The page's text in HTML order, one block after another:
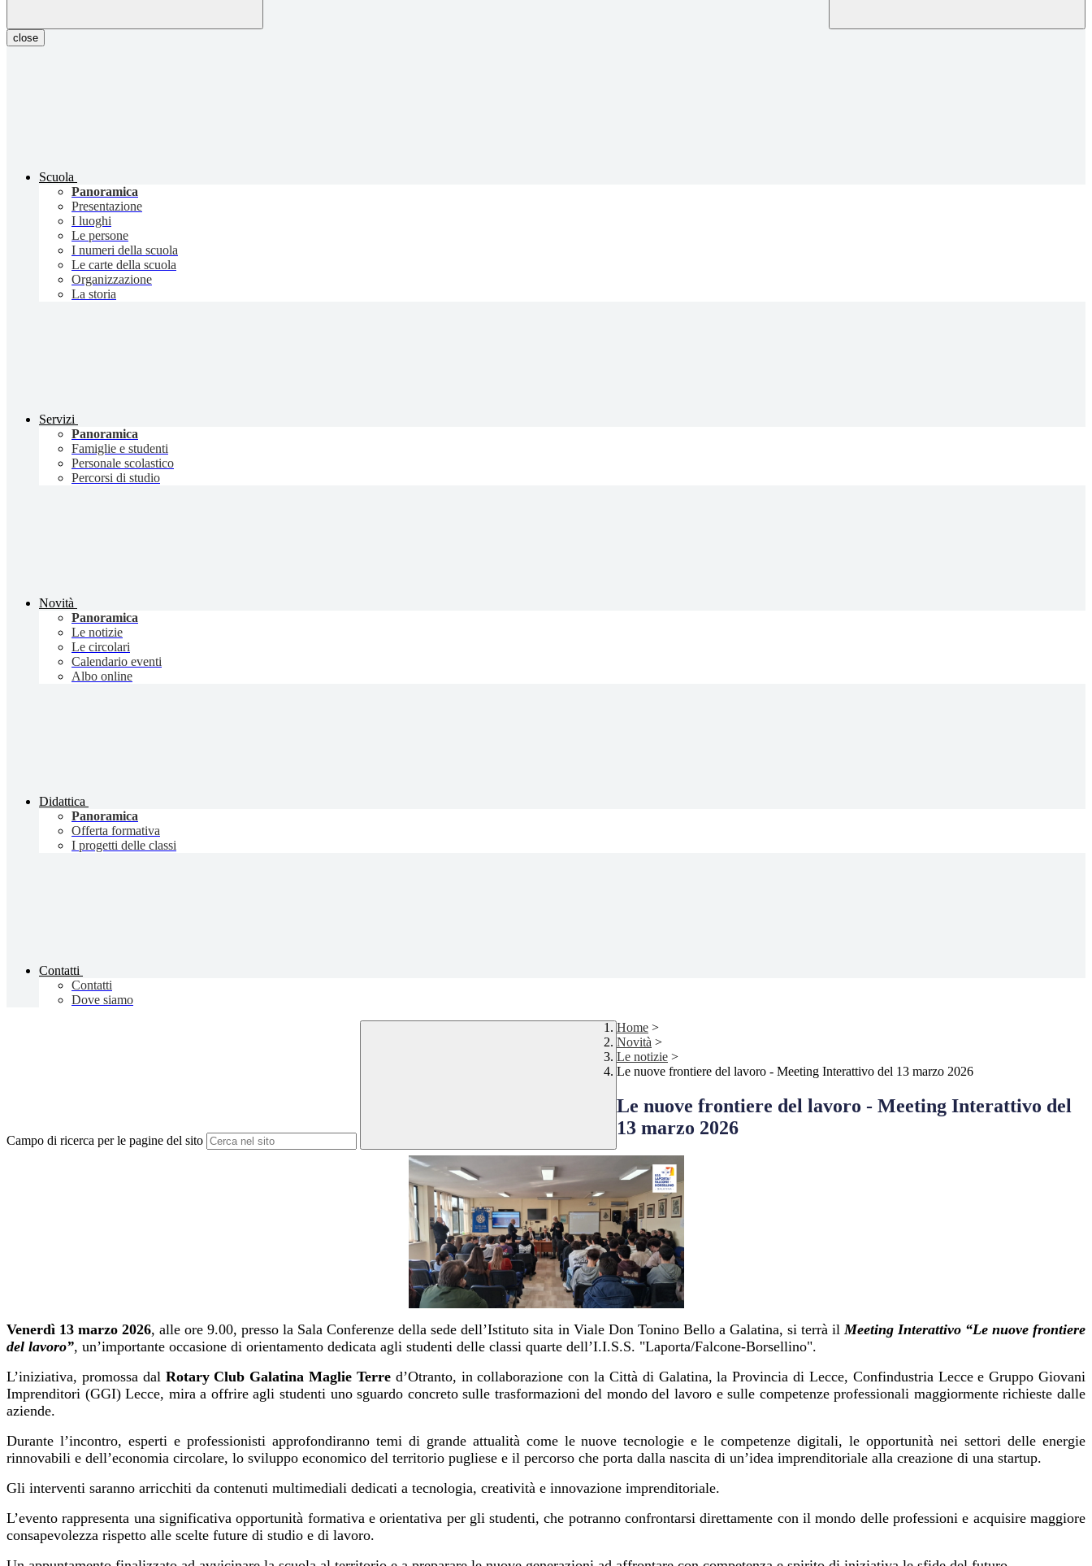
close
Scuola
Panoramica
Presentazione
I luoghi
Le persone
I numeri della scuola
Le carte della scuola
Organizzazione
La storia
Servizi
Panoramica
Famiglie e studenti
Personale scolastico
Percorsi di studio
Novità
Panoramica
Le notizie
Le circolari
Calendario eventi
Albo online
Didattica
Panoramica
Offerta formativa
I progetti delle classi
Contatti
Contatti
Dove siamo
Campo di ricerca per le pagine del sito
Home >
Novità >
Le notizie >
Le nuove frontiere del lavoro - Meeting Interattivo del 13 marzo 2026
Le nuove frontiere del lavoro - Meeting Interattivo del
13 marzo 2026
Venerdì 13 marzo 2026, alle ore 9.00, presso la Sala Conferenze della sede dell’Istituto sita in Viale Don Tonino Bello a Galatina, si terrà ilMeeting Interattivo “Le nuove frontiere
del lavoro”, un’importante occasione di orientamento dedicata agli studenti delle classi quarte dell’I.I.S.S. "Laporta/Falcone-Borsellino".
L’iniziativa, promossa dal Rotary Club Galatina Maglie Terred’Otranto, in collaborazione con la Città di Galatina, la Provincia di Lecce, Confindustria Lecce e Gruppo Giovani
Imprenditori (GGI) Lecce, mira a offrire agli studenti uno sguardo concreto sulle trasformazioni del mondo del lavoro e sulle competenze professionali maggiormente richieste dalle
aziende.
Durante l’incontro, esperti e professionisti approfondiranno temi di grande attualità come le nuove tecnologie e le competenze digitali, le opportunità nei settori delle energie
rinnovabili e dell’economia circolare, lo sviluppo economico del territorio pugliese e il percorso che porta dalla nascita di un’idea imprenditoriale alla creazione di una startup.
Gli interventi saranno arricchiti da contenuti multimediali dedicati a tecnologia, creatività e innovazione imprenditoriale.
L’evento rappresenta una significativa opportunità formativa e orientativa per gli studenti, che potranno confrontarsi direttamente con il mondo delle professioni e acquisire maggiore
consapevolezza rispetto alle scelte future di studio e di lavoro.